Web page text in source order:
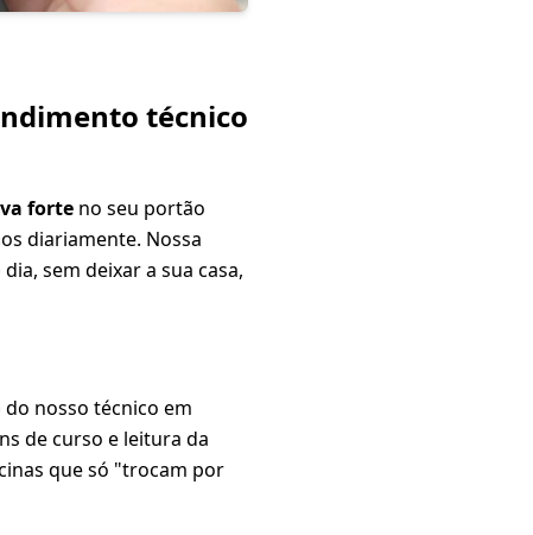
técnico
forte no seu portão
diariamente. Nossa
sem deixar a sua casa,
do nosso técnico em
de curso e leitura da
que só "trocam por